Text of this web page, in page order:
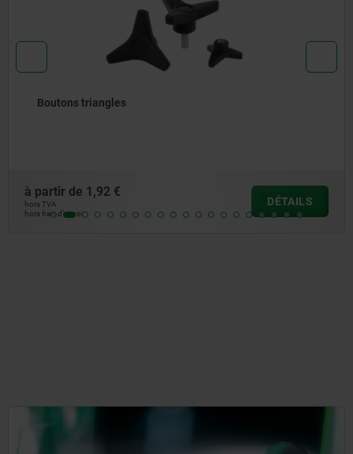
DÉTAILS
2,30 €
hors frais d’envoi